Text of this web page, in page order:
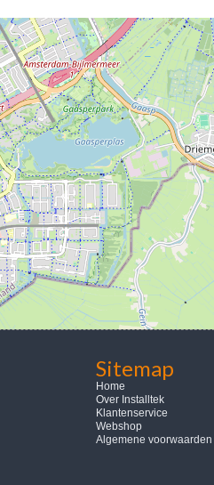
Sitemap
Home
Over Installtek
Klantenservice
Webshop
Algemene voorwaarden